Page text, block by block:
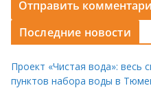
Последние новости
Проект «Чистая вода»: весь
пунктов набора воды в